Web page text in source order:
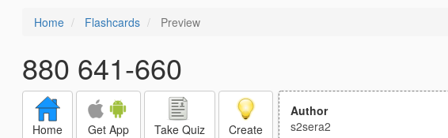
Home Flashcards Preview
880 641-660
Home Get App Take Quiz Create
Author
s2sera2